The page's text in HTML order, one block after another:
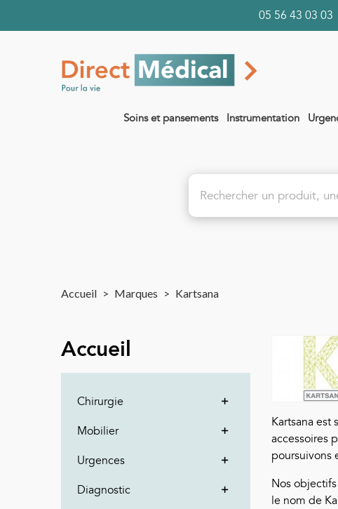
05 56 43 03
Soins et pansements Instrumentation
Accueil > Marques > Kartsana
Accueil
Chirurgie
Mobilier
Urgences
Diagnostic
Kartsana est
accessoires
poursuivons
Nos
le nom de